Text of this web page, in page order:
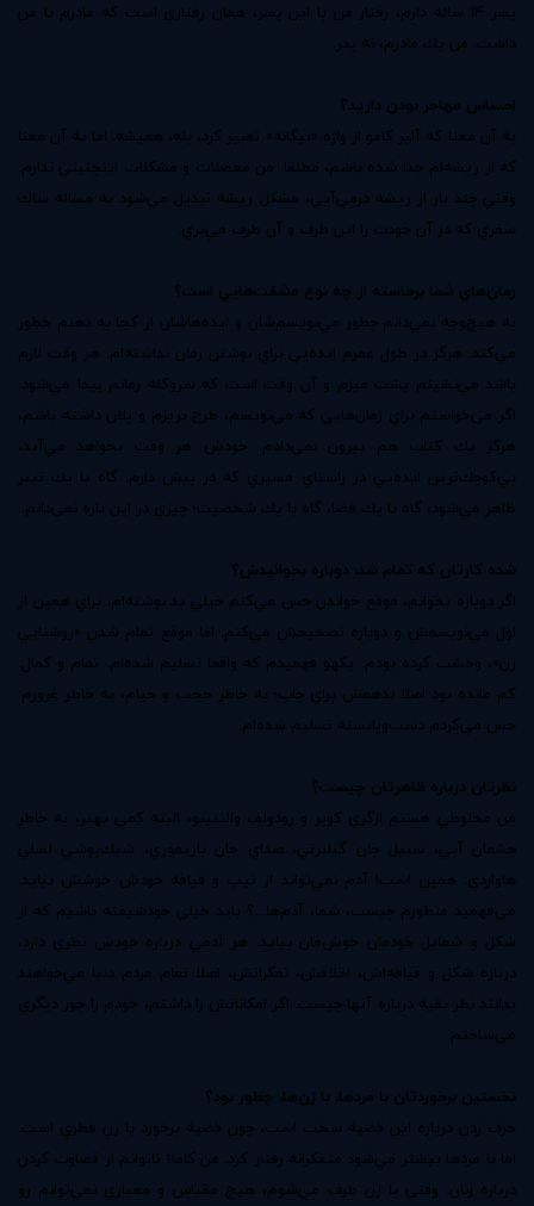
پسر 14 ساله دارم، رفتار من با اين پسر، همان رفتاري است كه مادرم با من
داشت. من يك مادرم، نه پدر.
احساس مهاجر بودن داريد؟
به آن معنا كه آلبر كامو از واژه «بيگانه» تعبير كرد، بله، هميشه. اما به آن معنا
كه از ريشه‌ام جدا شده باشم، مطلقا. من معضلات و مشكلات اينچنيني ندارم.
وقتي چند بار از ريشه درمي‌آيي، مشكل ريشه تبديل مي‌شود به مساله ساك
سفري كه در آن خودت را اين طرف و آن طرف مي‌بري.
رمان‌هاي شما برخاسته از چه نوع مشقت‌هايي است؟
به هيچ‌وجه نمي‌دانم چطور مي‌نويسم‌شان و ايده‌هاشان از كجا به ذهنم خطور
مي‌كند. هرگز در طول عمرم ايده‌يي براي نوشتن رمان نداشته‌ام. هر وقت لازم
باشد مي‌نشينم پشت ميزم و آن وقت است كه سروكله رمانم پيدا مي‌شود.
اگر مي‌خواستم براي رمان‌هايي كه مي‌نويسم، طرح بريزم و پلان داشته باشم،
هرگز يك كتاب هم بيرون نمي‌دادم. خودش هر وقت بخواهد مي‌آيد،
بي‌كوچك‌ترين ايده‌يي در راستاي مسيري كه در پيش دارم. گاه با يك تيتر
ظاهر مي‌شود، گاه با يك فضا، گاه با يك شخصيت؛ چيزي در اين باره نمي‌دانم.
شده كارتان كه تمام شد، دوباره بخوانيدش؟
اگر دوباره بخوانم، موقع خواندن حس مي‌كنم خيلي بد نوشته‌ام. براي همين از
اول مي‌نويسمش و دوباره تصحيحش مي‌كنم. اما موقع تمام شدن «روشنايي
زن»، وحشت كرده بودم. يكهو فهميدم كه واقعا تسليم شده‌ام. تمام و كمال.
كم مانده بود اصلا ندهمش براي چاپ؛ به خاطر حجب و حيام، به خاطر غرورم.
حس مي‌كردم دست‌وپابسته تسليم شده‌ام.
نظرتان درباره ظاهر‌تان چيست؟
من مخلوطي هستم از‌گري كوپر و رودولف والنتينو، البته كمي بهتر، به خاطر
چشمان آبي، سبيل جان گيلبرتي، صداي جان باريموري، شيك‌پوشي لسلي
هاواردي. همين است! آدم نمي‌تواند از تيپ و قيافه خودش خوشش بيايد.
مي‌فهميد منظورم چيست، شما، آدم‌ها...؟ بايد خيلي خودشيفته باشيم كه از
شكل و شمايل خودمان خوش‌مان بيايد. هر آدمي درباره خودش نظري دارد،
درباره شكل و قيافه‌اش، اخلاقش، تفكراتش، اصلا تمام مردم دنيا مي‌خواهند
بدانند نظر بقيه درباره آنها چيست. اگر امكاناتش را داشتم، خودم را جور ديگري
مي‌‌ساختم.
نخستين برخوردتان با مردها، با زن‌ها، چطور بود؟
حرف زدن درباره اين قضيه سخت است، چون قضيه برخورد با زن فطري است.
اما با مردها بيشتر مي‌شود متفكرانه رفتار كرد. من كاملا ناتوانم از قضاوت كردن
درباره زنان. وقتي با زن طرف مي‌شوم، هيچ مقياس و معياري نمي‌توانم رو